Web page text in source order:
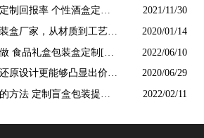
个性酒盒定制
2021/11/30
盒厂家，从材质到工艺持
2020/01/14
[吉
2022/06/10
原设计更能够凸显出价值
2020/06/29
包装提高
2022/02/11